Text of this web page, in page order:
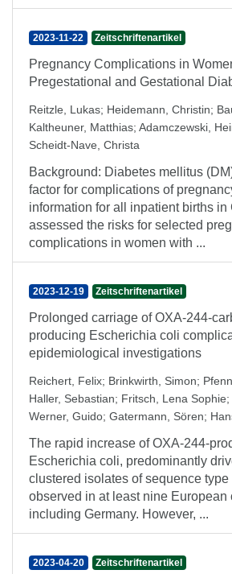
2023-11-22 Zeitschriftenartikel
Pregnancy Complications in
Pregestational and Gestational
Reitzle, Lukas; Heidemann, Christin;
Kaltheuner, Matthias; Adamczewski,
Scheidt-Nave, Christa
Background: Diabetes mellitus
factor for complications of
information for all inpatient births in
assessed the risks for selected
complications in women with ...
2023-12-19 Zeitschriftenartikel
Prolonged carriage of OXA-244-
producing Escherichia coli
epidemiological investigations
Reichert, Felix; Brinkwirth, Simon;
Haller, Sebastian; Fritsch, Lena Sophie;
Werner, Guido; Gatermann, Sören;
The rapid increase of OXA-244-
Escherichia coli, predominantly
clustered isolates of sequence
observed in at least nine European
including Germany. However, ...
2023-04-20 Zeitschriftenartikel